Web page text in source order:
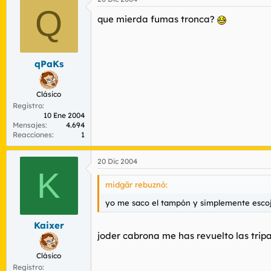
Q
qPaKs
Clásico
Registro
10 Ene 2004
Mensajes
4.694
Reacciones
1
que mierda fumas tronca?
K
Kaixer
Clásico
Registro
20 Dic 2004
midgär rebuznó:
yo me saco el tampón y simplemente
joder cabrona me has revuelto las